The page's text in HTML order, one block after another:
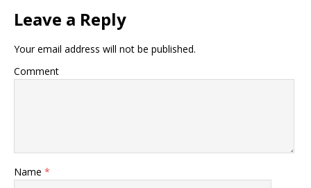
Leave a Reply
Your email address will not be published.
Comment
Name *